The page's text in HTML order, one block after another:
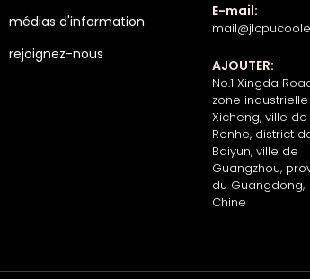
médias d'information
rejoignez-nous
E-mail:
AJOUTER:
No.1 Xingda
zone
Xicheng, ville de
Renhe, district
Baiyun, ville de
Guangzhou,
du Guangdong,
Chine